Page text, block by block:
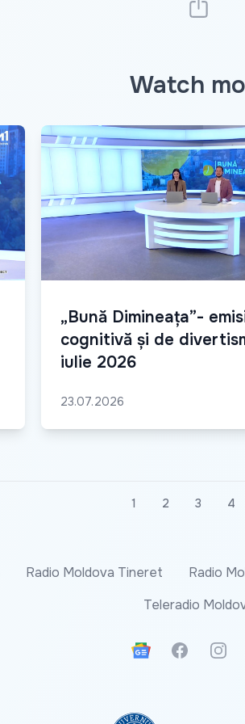
Watch
„Bună Dimineața”-
cognitivă și de
iulie 2026
23.07.2026
1 2 3 4
Radio Moldova Tineret Radio
Teleradio
Google News
Facebook